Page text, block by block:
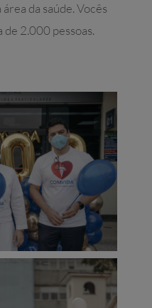
da saúde. Vocês
2.000 pessoas.